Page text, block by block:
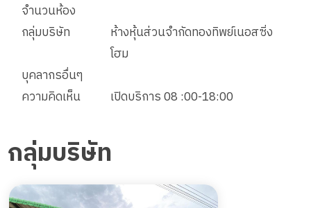
จำนวนห้อง
กลุ่มบริษัท
ห้างหุ้นส่วนจำกัดทองทิพย์เนอสซิ่ง
โฮม
บุคลากรอื่นๆ
ความคิดเห็น
เปิดบริการ 08 :00-18:00
กลุ่มบริษัท